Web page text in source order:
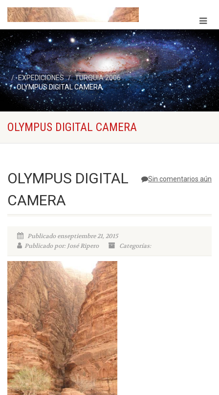
EXPEDICIONES
TURQUIA 2006
OLYMPUS DIGITAL CAMERA
OLYMPUS DIGITAL CAMERA
Sin comentarios aún
OLYMPUS DIGITAL
CAMERA
Publicado enseptiembre 21, 2015
Publicado por: José Ripero
Categorías: